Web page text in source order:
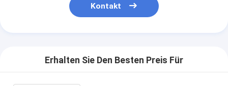
Kontakt
Erhalten Sie Den Besten Preis Für